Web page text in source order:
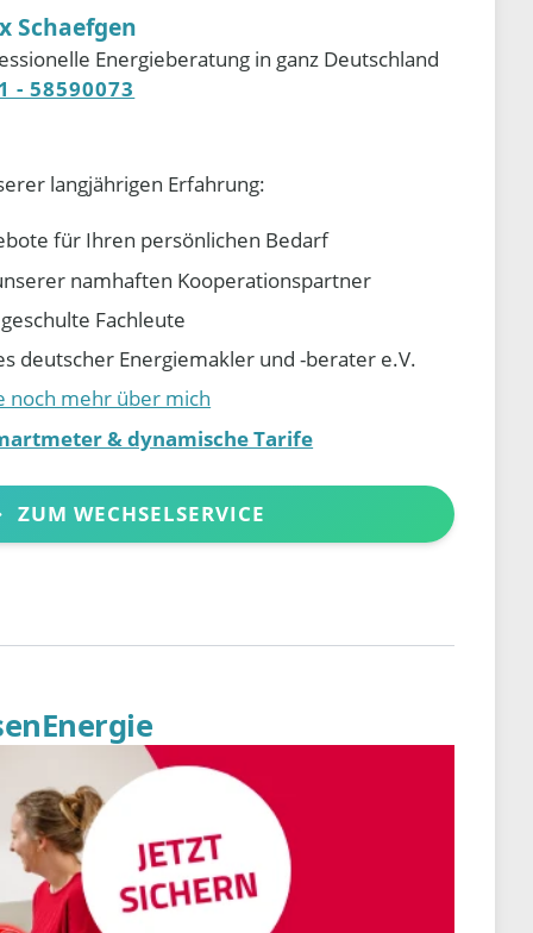
Schaefgen
Energieberatung in ganz Deutschland
- 58590073
langjährigen Erfahrung:
für Ihren persönlichen Bedarf
namhaften Kooperationspartner
Fachleute
deutscher Energiemakler und -berater e.V.
noch mehr über mich
& dynamische Tarife
ZUM WECHSELSERVICE